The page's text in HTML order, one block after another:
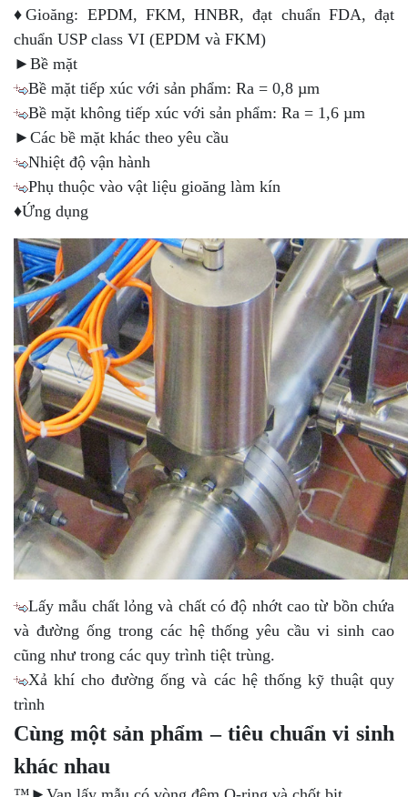
♦Gioăng: EPDM, FKM, HNBR, đạt chuẩn FDA, đạt
chuẩn USP class VI (EPDM và FKM)
►Bề mặt
Bề mặt tiếp xúc với sản phẩm: Ra = 0,8 µm
Bề mặt không tiếp xúc với sản phẩm: Ra = 1,6 µm
►Các bề mặt khác theo yêu cầu
Nhiệt độ vận hành
Phụ thuộc vào vật liệu gioăng làm kín
♦Ứng dụng
Lấy mẫu chất lỏng và chất có độ nhớt cao từ bồn chứa
và đường ống trong các hệ thống yêu cầu vi sinh cao
cũng như trong các quy trình tiệt trùng.
Xả khí cho đường ống và các hệ thống kỹ thuật quy
trình
Cùng một sản phẩm – tiêu chuẩn vi sinh
khác nhau